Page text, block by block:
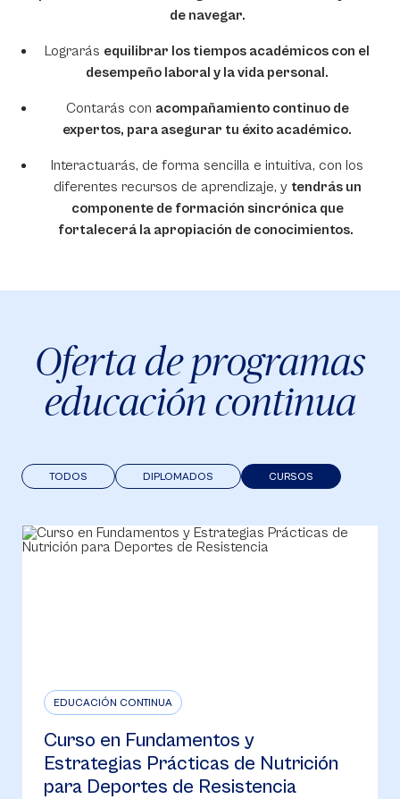
de navegar.
Lograrás equilibrar los tiempos académicos con el
desempeño laboral y la vida personal.
Contarás con acompañamiento continuo de
expertos, para asegurar tu éxito académico.
Interactuarás, de forma sencilla e intuitiva, con los
diferentes recursos de aprendizaje, y tendrás un
componente de formación sincrónica que
fortalecerá la apropiación de conocimientos.
Oferta de programas
educación continua
TODOS CURSOS
DIPLOMADOS
EDUCACIÓN CONTINUA
Curso en Fundamentos y
Estrategias Prácticas de Nutrición
para Deportes de Resistencia